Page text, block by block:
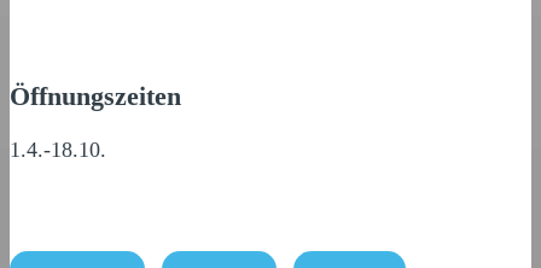
Öffnungszeiten
1.4.-18.10.